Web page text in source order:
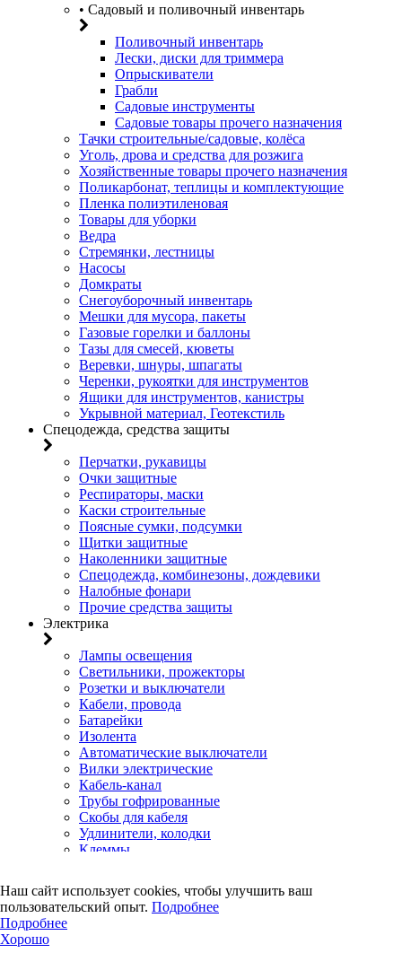
• Садовый и поливочный инвентарь
Поливочный инвентарь
Лески, диски для триммера
Опрыскиватели
Грабли
Садовые инструменты
Садовые товары прочего назначения
Тачки строительные/садовые, колёса
Уголь, дрова и средства для розжига
Хозяйственные товары прочего назначения
Поликарбонат, теплицы и комплектующие
Пленка полиэтиленовая
Товары для уборки
Ведра
Стремянки, лестницы
Насосы
Домкраты
Снегоуборочный инвентарь
Мешки для мусора, пакеты
Газовые горелки и баллоны
Тазы для смесей, кюветы
Веревки, шнуры, шпагаты
Черенки, рукоятки для инструментов
Ящики для инструментов, канистры
Укрывной материал, Геотекстиль
Спецодежда, средства защиты
Перчатки, рукавицы
Очки защитные
Респираторы, маски
Каски строительные
Поясные сумки, подсумки
Щитки защитные
Наколенники защитные
Спецодежда, комбинезоны, дождевики
Налобные фонари
Прочие средства защиты
Электрика
Лампы освещения
Светильники, прожекторы
Розетки и выключатели
Кабели, провода
Батарейки
Изолента
Автоматические выключатели
Вилки электрические
Кабель-канал
Трубы гофрированные
Скобы для кабеля
Удлинители, колодки
Клеммы
Электротовары прочего назначения
Двери, сейф
Наш сайт использует cookies, чтобы улучшить ваш
пользовательский опыт. Подробнее
Подробнее
Хорошо